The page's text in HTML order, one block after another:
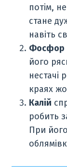
потім,
стане
навіть
Фосфор
його
нестачі
краях
Калій
робить
При